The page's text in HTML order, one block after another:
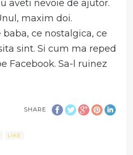
aveti nevoie de ajutor.
maxim doi.
baba, ce nostalgica, ce
sint. Si cum ma reped
Facebook. Sa-l ruinez
SHARE
LIKE